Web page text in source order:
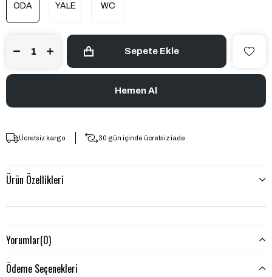
ODA YALE WC
Ücretsiz kargo 30 gün içinde ücretsiz iade
Ürün Özellikleri
Yorumlar(0)
Ödeme Seçenekleri